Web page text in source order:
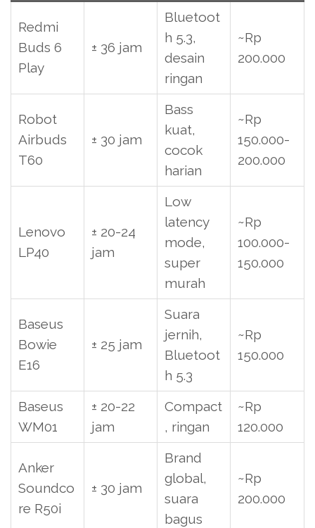
Redmi
Buds 6
Play
± 36 jam
Bluetoot
h 5.3,
desain
ringan
~Rp
200.000
Robot
Airbuds
T60
± 30 jam
Bass
kuat,
cocok
harian
~Rp
150.000-
200.000
Lenovo
LP40
± 20-24
jam
Low
latency
mode,
super
murah
~Rp
100.000-
150.000
Baseus
Bowie
E16
± 25 jam
Suara
jernih,
Bluetoot
h 5.3
~Rp
150.000
Baseus
WM01
± 20-22
jam
Compact
, ringan
~Rp
120.000
Anker
Soundco
re R50i
± 30 jam
Brand
global,
suara
bagus
~Rp
200.000